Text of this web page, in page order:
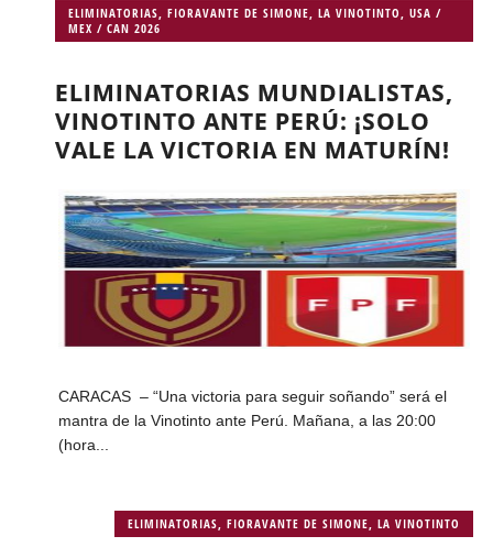
ELIMINATORIAS FIORAVANTE DE SIMONE LA VINOTINTO
USA /
MEX / CAN 2026
ELIMINATORIAS MUNDIALISTAS,
VINOTINTO ANTE PERÚ: ¡SOLO
VALE LA VICTORIA EN MATURÍN!
CARACAS – “Una victoria para seguir soñando” será el
mantra de la Vinotinto ante Perú. Mañana, a las 20:00
(hora...
ELIMINATORIAS ,FIORAVANTE DE SIMONE ,LA VINOTINTO